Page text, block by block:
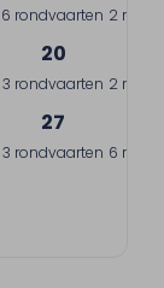
6 rondvaarten 2
20
3 rondvaarten 2
27
3 rondvaarten 6